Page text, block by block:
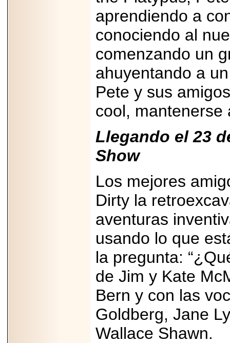
aprendiendo a
conociendo al
comenzando un
ahuyentando a
Pete y sus
cool, mantenerse
Llegando el 23
Show
Los mejores
Dirty la
aventuras
usando lo que
la pregunta:
de Jim y Kate
Bern y con las
Goldberg, Jane
Wallace Shawn.